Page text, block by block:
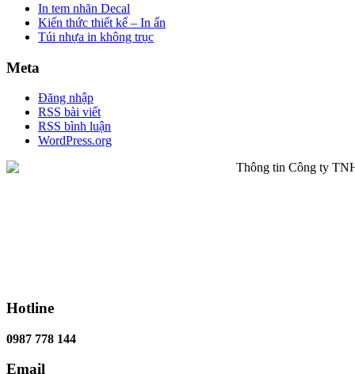
In tem nhãn Decal
Kiến thức thiết kế – In ấn
Túi nhựa in không trục
Meta
Đăng nhập
RSS bài viết
RSS bình luận
WordPress.org
Hotline
0987 778 144
Email